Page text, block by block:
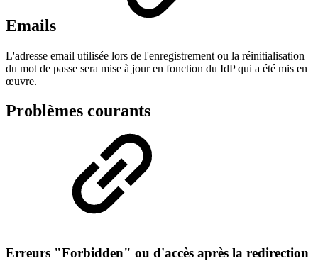
Emails
L'adresse email utilisée lors de l'enregistrement ou la réinitialisation
du mot de passe sera mise à jour en fonction du IdP qui a été mis en
œuvre.
Problèmes courants
Erreurs "Forbidden" ou d'accès après la redirection